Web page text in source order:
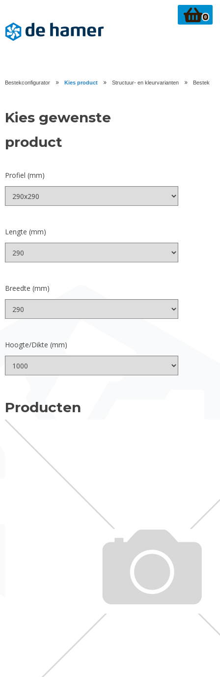
Bestekconfigurator » Kies product » Structuur- en kleurvarianten » Bestek
Kies gewenste
product
Profiel (mm)
Lengte (mm)
Breedte (mm)
Hoogte/Dikte (mm)
Producten
0